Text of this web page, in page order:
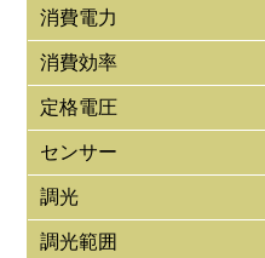
消費電力
消費効率
定格電圧
センサー
調光
調光範囲